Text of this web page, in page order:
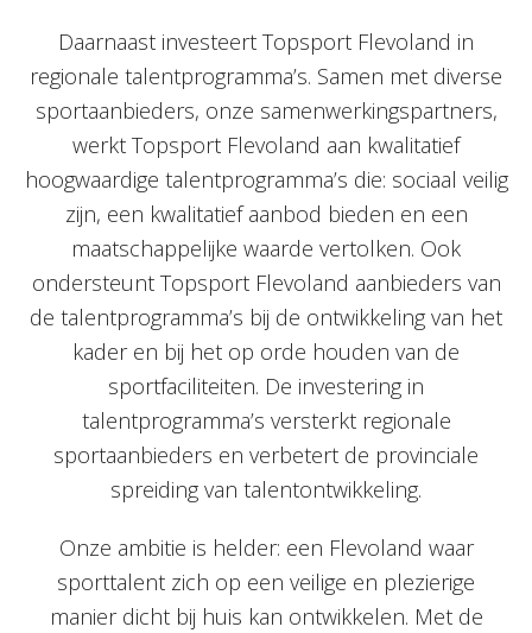
Daarnaast investeert Topsport Flevoland in
regionale talentprogramma’s. Samen met diverse
sportaanbieders, onze samenwerkingspartners,
werkt Topsport Flevoland aan kwalitatief
hoogwaardige talentprogramma’s die: sociaal veilig
zijn, een kwalitatief aanbod bieden en een
maatschappelijke waarde vertolken. Ook
ondersteunt Topsport Flevoland aanbieders van
de talentprogramma’s bij de ontwikkeling van het
kader en bij het op orde houden van de
sportfaciliteiten. De investering in
talentprogramma’s versterkt regionale
sportaanbieders en verbetert de provinciale
spreiding van talentontwikkeling.
Onze ambitie is helder: een Flevoland waar
sporttalent zich op een veilige en plezierige
manier dicht bij huis kan ontwikkelen. Met de